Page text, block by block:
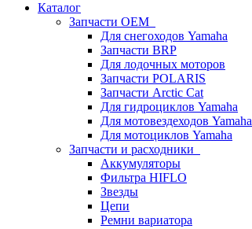
Каталог
Запчасти OEM
Для снегоходов Yamaha
Запчасти BRP
Для лодочных моторов
Запчасти POLARIS
Запчасти Arctic Cat
Для гидроциклов Yamaha
Для мотовездеходов Yamaha
Для мотоциклов Yamaha
Запчасти и расходники
Аккумуляторы
Фильтра HIFLO
Звезды
Цепи
Ремни вариатора